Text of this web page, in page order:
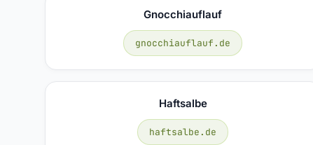
Gnocchiauflauf
gnocchiauflauf.de
Haftsalbe
haftsalbe.de